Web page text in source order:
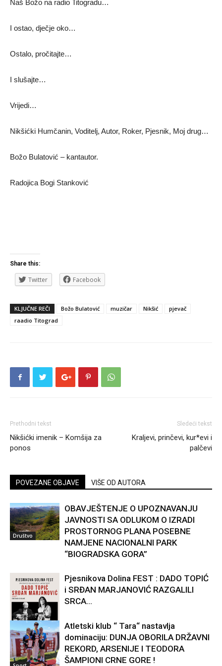
Naš Božo na radio Titogradu…
I ostao, dječje oko…
Ostalo, pročitajte…
I slušajte…
Vrijedi…
Nikšićki Humčanin, Voditelj, Autor, Roker, Pjesnik, Moj drug…
Božo Bulatović – kantautor.
Radojica Bogi Stanković
Share this:
Twitter Facebook
KLJUČNE REČI Božo Bulatović muzičar Nikšić
pjevač
raadio Titograd
Prethodni tekst
Nikšićki imenik – Komšija za
ponos
Sledeći tekst
Kraljevi, prinčevi, kur*evi i
palčevi
POVEZANE OBJAVE VIŠE OD AUTORA
Društvo
OBAVJEŠTENJE O UPOZNAVANJU
JAVNOSTI SA ODLUKOM O IZRADI
PROSTORNOG PLANA POSEBNE
NAMJENE NACIONALNI PARK
“BIOGRADSKA GORA”
Kultura
Pjesnikova Dolina FEST : DADO TOPIĆ
i SRĐAN MARJANOVIĆ RAZGALILI
SRCA...
Atletski klub “ Tara“ nastavlja
dominaciju: DUNJA OBORILA DRŽAVNI
REKORD, ARSENIJE I TEODORA
ŠAMPIONI CRNE GORE !